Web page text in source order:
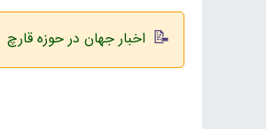
اخبار جهان در حوزه قارچ